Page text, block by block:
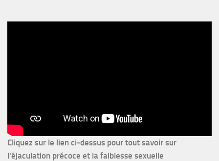
Cliquez sur le lien ci-dessus pour tout savoir sur
l'éjaculation précoce et la faiblesse sexuelle